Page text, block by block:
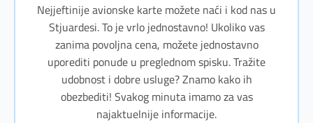
Nejjeftinije avionske karte možete naći i kod nas u
Stjuardesi. To je vrlo jednostavno! Ukoliko vas
zanima povoljna cena, možete jednostavno
uporediti ponude u preglednom spisku. Tražite
udobnost i dobre usluge? Znamo kako ih
obezbediti! Svakog minuta imamo za vas
najaktuelnije informacije.